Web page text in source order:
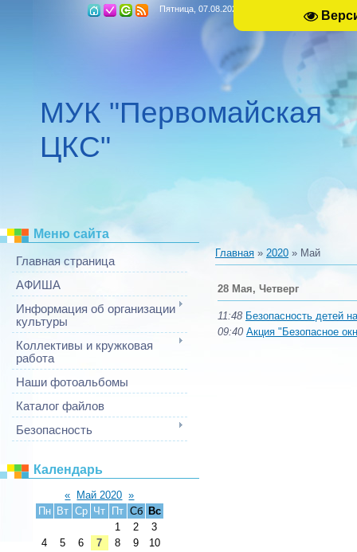
Пятница, 07.08.2026, 12:34
МУК "Первомайская
ЦКС"
Меню сайта
Главная страница
АФИША
Информация об организации
культуры
Коллективы и кружковая
работа
Наши фотоальбомы
Каталог файлов
Безопасность
Календарь
« Май 2020 »
Пн Вт Ср Чт Пт Сб Вс
1
2
3
4
5 6 7 8 9
10
Главная » 2020 » Май
28 Мая, Четверг
11:48 Безопасность детей
09:40 Акция "Безопасное